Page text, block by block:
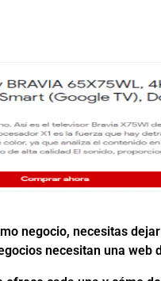
negocio, necesitas
necesitan una web